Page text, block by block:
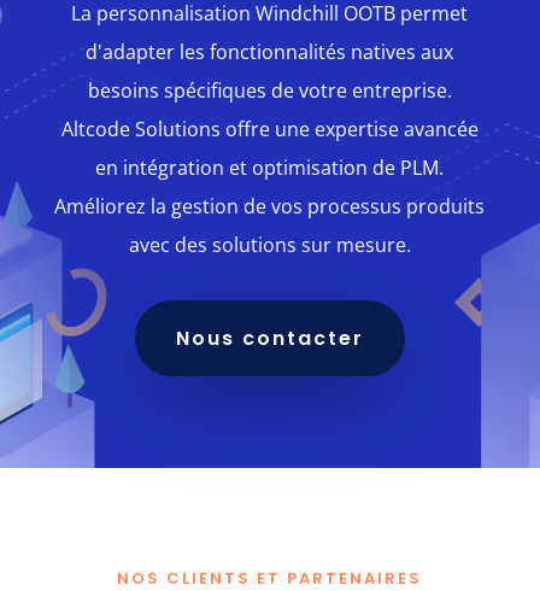
La personnalisation Windchill OOTB permet
d'adapter les fonctionnalités natives aux
besoins spécifiques de votre entreprise.
Altcode Solutions offre une expertise avancée
en intégration et optimisation de PLM.
Améliorez la gestion de vos processus produits
avec des solutions sur mesure.
Nous contacter
NOS CLIENTS ET PARTENAIRES